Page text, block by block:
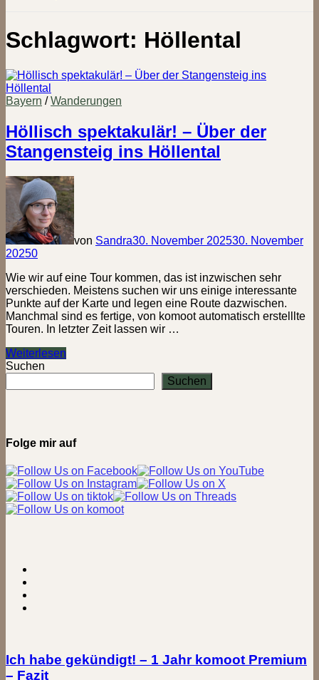
Schlagwort: Höllental
Bayern /Wanderungen
Höllisch spektakulär! – Über der
Stangensteig ins Höllental
von Sandra30. November 202530. November
20250
Wie wir auf eine Tour kommen, das ist inzwischen sehr
verschieden. Meistens suchen wir uns einige interessante
Punkte auf der Karte und legen eine Route dazwischen.
Manchmal sind es fertige, von komoot automatisch erstelllte
Touren. In letzter Zeit lassen wir …
Höllisch
spektakulär!
Über
Höllental
Weiterlesen
Suchen
Suchen
Folge mir auf
Ich habe gekündigt! – 1 Jahr komoot Premium
– Fazit